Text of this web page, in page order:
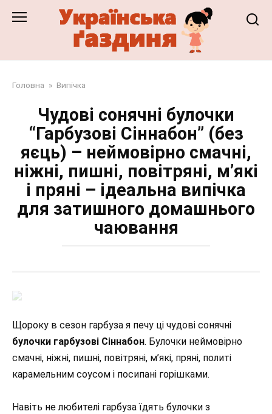
Головна » Випічка
Чудові сонячні булочки
“Гарбузові Сіннабон” (без
яєць) – неймовірно смачні,
ніжні, пишні, повітряні, м’які
і пряні – ідеальна випічка
для затишного домашнього
чаювання
Щороку в сезон гарбуза я печу ці чудові сонячні
булочки гарбузові Сіннабон. Булочки неймовірно
смачні, ніжні, пишні, повітряні, м’які, пряні, политі
карамельним соусом і посипані горішками.
Навіть не любителі гарбуза їдять булочки з